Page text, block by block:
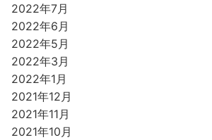
2022年7月
2022年6月
2022年5月
2022年3月
2022年1月
2021年12月
2021年11月
2021年10月